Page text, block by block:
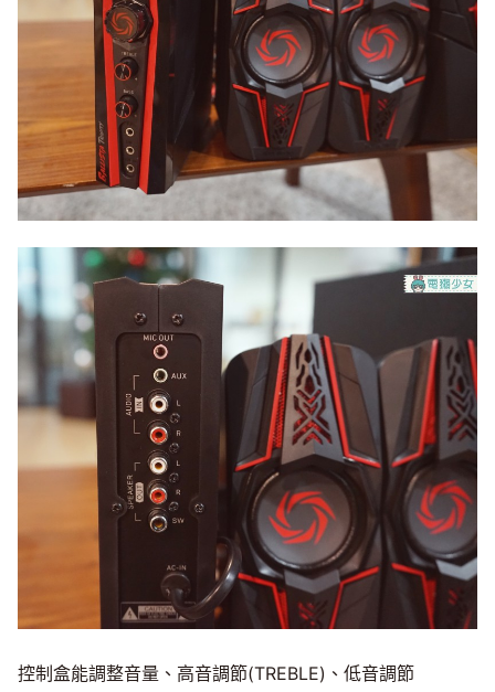
控制盒能調整音量、高音調節(TREBLE)、低音調節